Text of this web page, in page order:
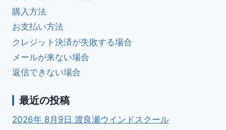
購入方法
お支払い方法
クレジット決済が失敗する場合
メールが来ない場合
返信できない場合
最近の投稿
2026年 8月9日 渡良瀬ウインドスクール